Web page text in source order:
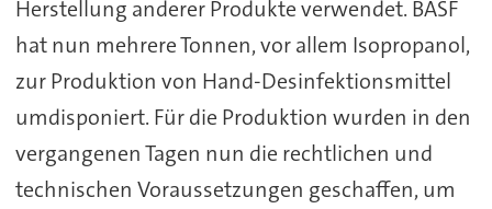
Herstellung anderer Produkte verwendet. BASF
hat nun mehrere Tonnen, vor allem Isopropanol,
zur Produktion von Hand-Desinfektionsmittel
umdisponiert. Für die Produktion wurden in den
vergangenen Tagen nun die rechtlichen und
technischen Voraussetzungen geschaffen, um